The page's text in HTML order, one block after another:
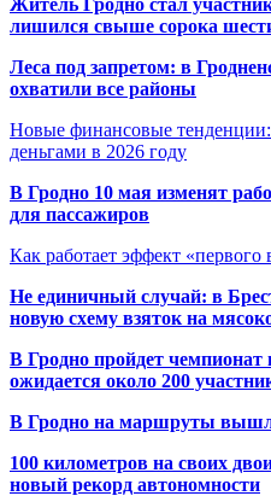
лишился свыше сорока
Леса под запретом: в
охватили все районы
Новые финансовые
деньгами в 2026 году
В Гродно 10 мая изменят
для пассажиров
Как работает эффект «первого
Не единичный случай: в
новую схему взяток на
В Гродно пройдет
ожидается около 200
В Гродно на маршруты
100 километров на своих
новый рекорд автономности